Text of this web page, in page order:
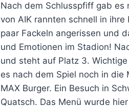
Nach dem Schlusspfiff gab es
von AIK rannten schnell in
paar Fackeln angerissen und
und Emotionen im Stadion!
und steht auf Platz 3.
es nach dem Spiel noch in
MAX Burger. Ein Besuch in
Quatsch. Das Menü wurde